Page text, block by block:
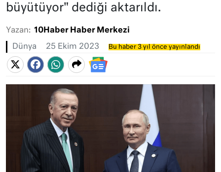
büyütüyor" dediği aktarıldı.
Yazan: 10Haber Haber Merkezi
Dünya 25 Ekim 2023 Bu haber 3 yıl önce yayınlandı